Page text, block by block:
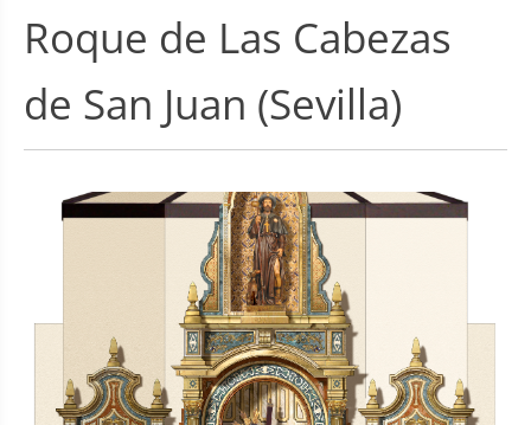
Roque de Las Cabezas
de San Juan (Sevilla)